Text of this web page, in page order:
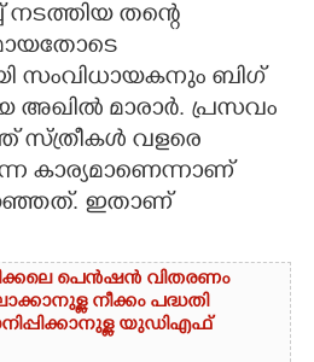
നടത്തിയ തന്റെ
സംവിധായകനും ബിഗ്
മാരാർ. പ്രസവം
സ്ത്രീകൾ വളരെ
കാര്യമാണെന്നാണ്
ഇതാണ്
പെൻഷൻ വിതരണം
നീക്കം പദ്ധതി
യുഡിഎഫ്